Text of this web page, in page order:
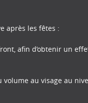
après les fêtes :
afin d’obtenir un
au visage au